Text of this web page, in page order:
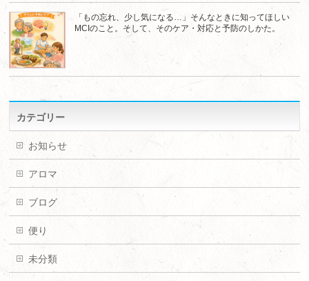
「もの忘れ、少し気になる…」そんなときに知ってほしい
MCIのこと。そして、そのケア・対応と予防のしかた。
カテゴリー
お知らせ
アロマ
ブログ
便り
未分類